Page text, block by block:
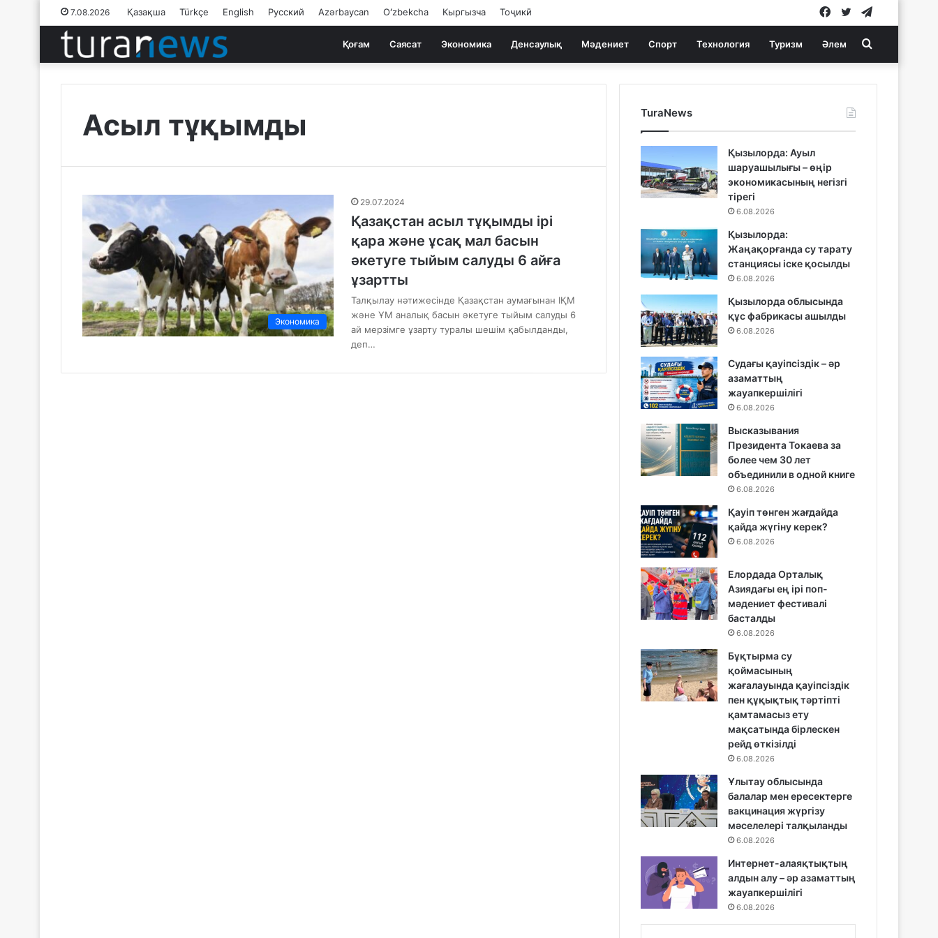
7.08.2026 Қазақша Türkçe English Русский Azərbaycan Oʻzbekcha Кыргызча Тоҷикӣ Twitter
Facebook
Қоғам Саясат Экономика Денсаулық Мәдениет Спорт Технология Туризм Әлем Search
for
Асыл тұқымды
Экономика
29.07.2024
Қазақстан асыл тұқымды ірі
қара және ұсақ мал басын
әкетуге тыйым салуды 6 айға
ұзартты
Талқылау нәтижесінде Қазақстан аумағынан ІҚМ
және ҰМ аналық басын әкетуге тыйым салуды 6
ай мерзімге ұзарту туралы шешім қабылданды,
деп…
TuraNews
Қызылорда: Ауыл
шаруашылығы – өңір
экономикасының негізгі
тірегі
6.08.2026
Қызылорда:
Жаңақорғанда су тарату
станциясы іске қосылды
6.08.2026
Қызылорда облысында
құс фабрикасы ашылды
6.08.2026
Судағы қауіпсіздік – әр
азаматтың
жауапкершілігі
6.08.2026
Высказывания
Президента Токаева за
более чем 30 лет
объединили в одной книге
6.08.2026
Қауіп төнген жағдайда
қайда жүгіну керек?
6.08.2026
Елордада Орталық
Азиядағы ең ірі поп-
мәдениет фестивалі
басталды
6.08.2026
Бұқтырма су
қоймасының
жағалауында қауіпсіздік
пен құқықтық тәртіпті
қамтамасыз ету
мақсатында бірлескен
рейд өткізілді
6.08.2026
Ұлытау облысында
балалар мен ересектерге
вакцинация жүргізу
мәселелері талқыланды
6.08.2026
Интернет-алаяқтықтың
алдын алу – әр азаматтың
жауапкершілігі
6.08.2026